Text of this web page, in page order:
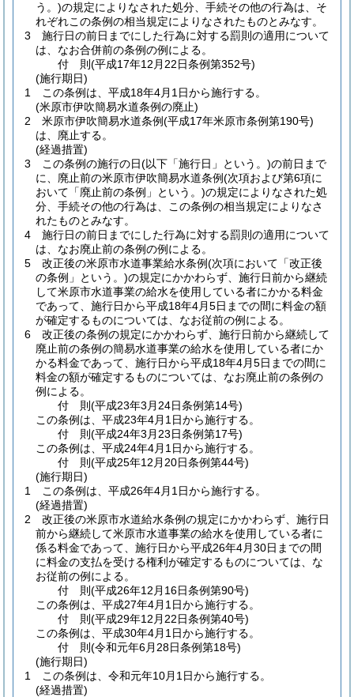
う。)の規定によりなされた処分、手続その他の行為は、そ
れぞれこの条例の相当規定によりなされたものとみなす。
3
施行日の前日までにした行為に対する罰則の適用について
は、なお合併前の条例の例による。
付 則(平成17年12月22日条例第352号)
(施行期日)
1
この条例は、平成18年4月1日から施行する。
(米原市伊吹簡易水道条例の廃止)
2
米原市伊吹簡易水道条例(平成17年米原市条例第190号)
は、廃止する。
(経過措置)
3
この条例の施行の日(以下「施行日」という。)の前日まで
に、廃止前の米原市伊吹簡易水道条例(次項および第6項に
おいて「廃止前の条例」という。)の規定によりなされた処
分、手続その他の行為は、この条例の相当規定によりなさ
れたものとみなす。
4
施行日の前日までにした行為に対する罰則の適用について
は、なお廃止前の条例の例による。
5
改正後の米原市水道事業給水条例(次項において「改正後
の条例」という。)の規定にかかわらず、施行日前から継続
して米原市水道事業の給水を使用している者にかかる料金
であって、施行日から平成18年4月5日までの間に料金の額
が確定するものについては、なお従前の例による。
6
改正後の条例の規定にかかわらず、施行日前から継続して
廃止前の条例の簡易水道事業の給水を使用している者にか
かる料金であって、施行日から平成18年4月5日までの間に
料金の額が確定するものについては、なお廃止前の条例の
例による。
付 則(平成23年3月24日条例第14号)
この条例は、平成23年4月1日から施行する。
付 則(平成24年3月23日条例第17号)
この条例は、平成24年4月1日から施行する。
付 則(平成25年12月20日条例第44号)
(施行期日)
1
この条例は、平成26年4月1日から施行する。
(経過措置)
2
改正後の米原市水道給水条例の規定にかかわらず、施行日
前から継続して米原市水道事業の給水を使用している者に
係る料金であって、施行日から平成26年4月30日までの間
に料金の支払を受ける権利が確定するものについては、な
お従前の例による。
付 則(平成26年12月16日条例第90号)
この条例は、平成27年4月1日から施行する。
付 則(平成29年12月22日条例第40号)
この条例は、平成30年4月1日から施行する。
付 則(令和元年6月28日条例第18号)
(施行期日)
1
この条例は、令和元年10月1日から施行する。
(経過措置)